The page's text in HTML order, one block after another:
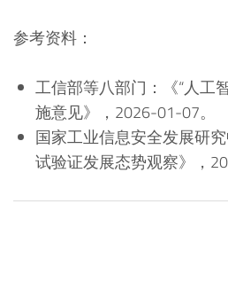
参考资料：
工信部等八部门：《“人工
施意见》，2026-01-07。
国家工业信息安全发展研
试验证发展态势观察》，